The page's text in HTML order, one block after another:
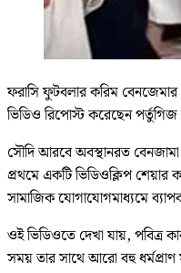
ফরাসি ফুটবলার করিম
ভিডিও রিপোস্ট করেছেন পর্তুগিজ
সৌদি আরবে অবস্থানরত বেনজামা
প্রথমে একটি ভিডিওক্লিপ শেয়ার
সামাজিক ‍যোগাযোগমাধ্যমে
ওই ভিডিওতে দেখা যায়, পবিত্র
সময় তার সাথে আরো বহু ধর্মপ্রাণ